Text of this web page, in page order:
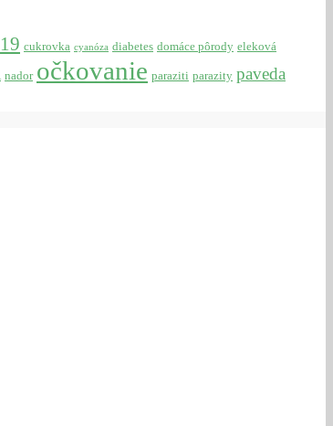
cukrovka cyanóza diabetes domáce pôrody eleková
nador očkovanie paraziti parazity paveda